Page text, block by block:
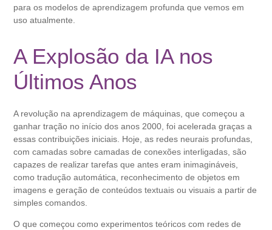
para os modelos de aprendizagem profunda que vemos em
uso atualmente.
A Explosão da IA nos
Últimos Anos
A revolução na aprendizagem de máquinas, que começou a
ganhar tração no início dos anos 2000, foi acelerada graças a
essas contribuições iniciais. Hoje, as redes neurais profundas,
com camadas sobre camadas de conexões interligadas, são
capazes de realizar tarefas que antes eram inimagináveis,
como tradução automática, reconhecimento de objetos em
imagens e geração de conteúdos textuais ou visuais a partir de
simples comandos.
O que começou como experimentos teóricos com redes de